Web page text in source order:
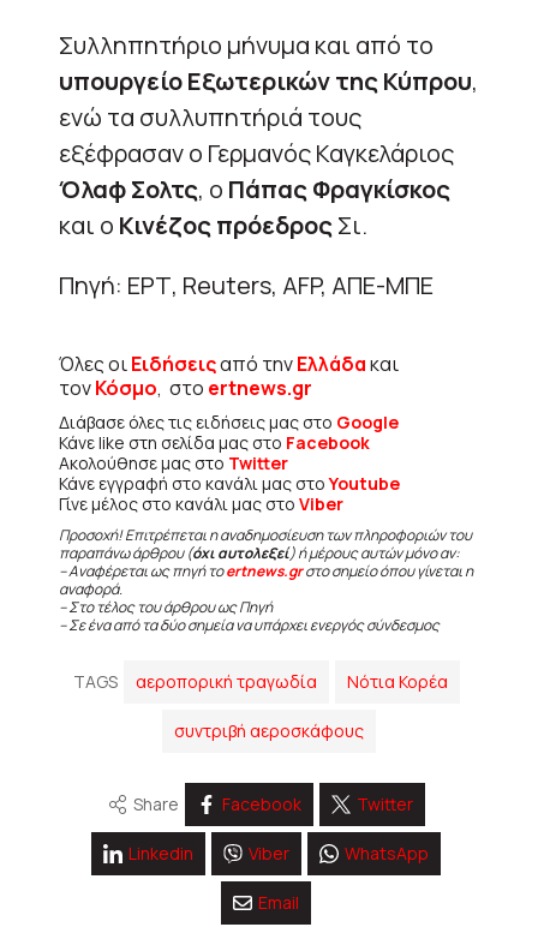
Συλληπητήριο μήνυμα και από το
υπουργείο Εξωτερικών της Κύπρου,
ενώ τα συλλυπητήριά τους
εξέφρασαν ο Γερμανός Καγκελάριος
Όλαφ Σολτς, ο Πάπας Φραγκίσκος
και ο Κινέζος πρόεδροςΣι.
Πηγή: ΕΡΤ, Reuters, AFP, ΑΠΕ-ΜΠΕ
Όλες οιΕιδήσειςαπό τηνΕλλάδακαι
τονΚόσμο, στο ertnews.gr
Διάβασε όλες τις ειδήσεις μας στο Google
Κάνε like στη σελίδα μας στο Facebook
Ακολούθησε μας στο Twitter
Κάνε εγγραφή στο κανάλι μας στοYoutube
Γίνε μέλος στο κανάλι μας στο Viber
Προσοχή! Επιτρέπεται η αναδημοσίευση των πληροφοριών του
παραπάνω άρθρου (όχι αυτολεξεί) ή μέρους αυτών μόνο αν:
– Αναφέρεται ως πηγή τοertnews.grστο σημείο όπου γίνεται η
αναφορά.
– Στο τέλος του άρθρου ως Πηγή
– Σε ένα από τα δύο σημεία να υπάρχει ενεργός σύνδεσμος
TAGS αεροπορική τραγωδία Νότια Κορέα
συντριβή αεροσκάφους
Share Facebook Twitter
Linkedin Viber WhatsApp
Email